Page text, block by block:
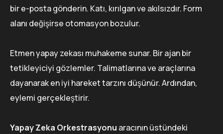
bir e-posta gönderin. Katı, kırılgan ve akılsızdır. Form
alanı değişirse otomasyon bozulur.
Etmen yapay zekası muhakeme sunar. Bir ajan bir
tetikleyiciyi gözlemler. Talimatlarına ve araçlarına
dayanarak en iyi hareket tarzını düşünür. Ardından,
eylemi gerçekleştirir.
Yapay Zeka Orkestrasyonu aracının üstündeki